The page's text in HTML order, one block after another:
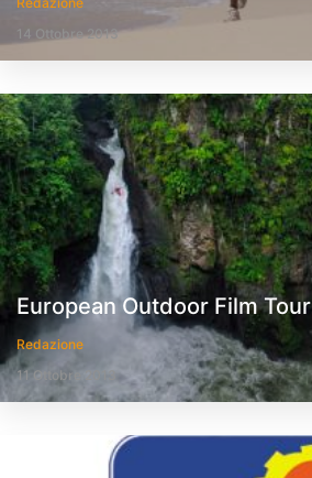
14 Ottobre 2013
European Outdoor Film Tour
Redazione
11 Ottobre 2013